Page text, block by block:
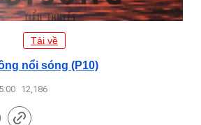
Tải về
nổi sóng (P10)
12,186